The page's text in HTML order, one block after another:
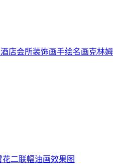
店会所装饰画手绘名画克林姆
二联幅油画效果图